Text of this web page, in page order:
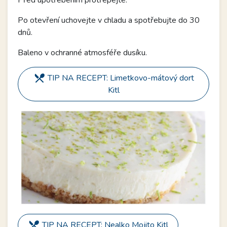
Po otevření uchovejte v chladu a spotřebujte do 30
dnů.
Baleno v ochranné atmosféře dusíku.
restaurant_menu TIP NA RECEPT: Limetkovo-mátový dort
Kitl